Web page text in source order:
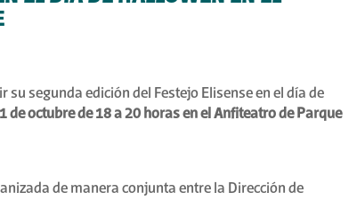
su segunda edición del Festejo Elisense en el día de
de octubre de 18 a 20 horas en el Anfiteatro de Parque
de manera conjunta entre la Dirección de